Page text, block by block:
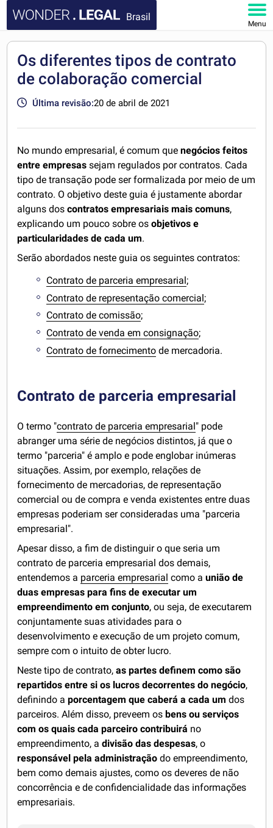
Brasil
Menu
DOCUMENTOS
FAQ
Os diferentes tipos de contrato
de colaboração comercial
Última revisão:20 de abril de 2021
No mundo empresarial, é comum quenegócios feitos
entre empresas sejam regulados por contratos. Cada
tipo de transação pode ser formalizada por meio de um
contrato. O objetivo deste guia é justamente abordar
alguns doscontratos empresariais mais comuns,
explicando um pouco sobre osobjetivos e
particularidades de cada um.
Serão abordados neste guia os seguintes contratos:
Contrato de parceria empresarial;
Contrato de representação comercial;
Contrato de comissão;
Contrato de venda em consignação;
Contrato de fornecimento de mercadoria.
Contrato de parceria empresarial
O termo "contrato de parceria empresarial" pode
abranger uma série de negócios distintos, já que o
termo "parceria" é amplo e pode englobar inúmeras
situações. Assim, por exemplo, relações de
fornecimento de mercadorias, de representação
comercial ou de compra e venda existentes entre duas
empresas poderiam ser consideradas uma "parceria
empresarial".
Apesar disso, a fim de distinguir o que seria um
contrato de parceria empresarial dos demais,
entendemos a parceria empresarial como aunião de
duas empresas para fins de executar um
empreendimento em conjunto, ou seja, de executarem
conjuntamente suas atividades para o
desenvolvimento e execução de um projeto comum,
sempre com o intuito de obter lucro.
Neste tipo de contrato,as partes definem como são
repartidos entre si os lucros decorrentes do negócio,
definindo aporcentagem que caberá a cada um dos
parceiros. Além disso, preveem osbens ou serviços
com os quais cada parceiro contribuirá no
empreendimento, adivisão das despesas, o
responsável pela administração do empreendimento,
bem como demais ajustes, como os deveres de não
concorrência e de confidencialidade das informações
empresariais.